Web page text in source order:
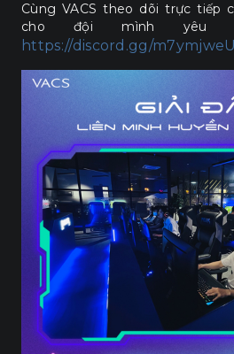
Cùng VACS theo dõi trực tiếp
cho đội mình yêu
https://discord.gg/m7ymjweU